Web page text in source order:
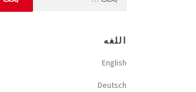
اللغه
English
Deutsch